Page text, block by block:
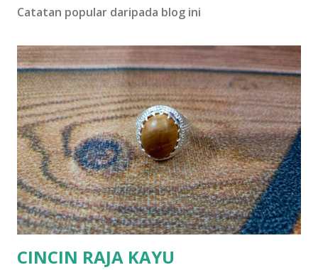
Catatan popular daripada blog ini
CINCIN RAJA KAYU